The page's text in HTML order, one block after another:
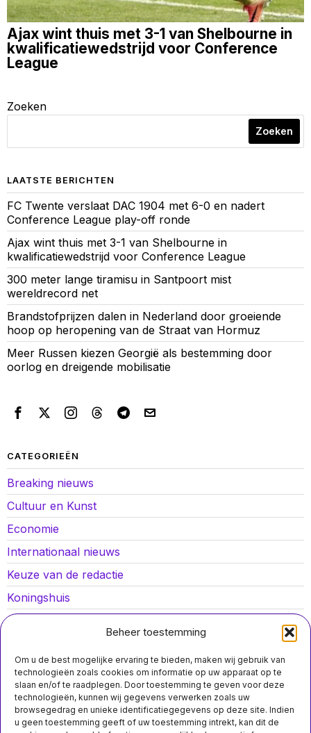
Beheer toestemming
Om u de best mogelijke ervaring te bieden, maken wij gebruik van
technologieën zoals cookies om informatie op uw apparaat op te
slaan en/of te raadplegen. Door toestemming te geven voor deze
technologieën, kunnen wij gegevens verwerken zoals uw
browsegedrag en unieke identificatiegegevens op deze site. Indien
u geen toestemming geeft of uw toestemming intrekt, kan dit de
Ajax wint thuis met 3-1 van Shelbourne in
kwalificatiewedstrijd voor Conference
League
Zoeken
Zoeken
LAATSTE BERICHTEN
FC Twente verslaat DAC 1904 met 6-0 en nadert
Conference League play-off ronde
Ajax wint thuis met 3-1 van Shelbourne in
kwalificatiewedstrijd voor Conference League
300 meter lange tiramisu in Santpoort mist
wereldrecord net
Brandstofprijzen dalen in Nederland door groeiende
hoop op heropening van de Straat van Hormuz
Meer Russen kiezen Georgië als bestemming door
oorlog en dreigende mobilisatie
CATEGORIEËN
Breaking nieuws
Cultuur en Kunst
Economie
Internationaal nieuws
Keuze van de redactie
Koningshuis
Lokaal nieuws
Opinies
Politiek
Sport